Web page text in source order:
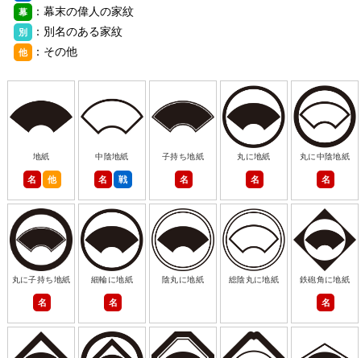
幕 ：幕末の偉人の家紋
別 ：別名のある家紋
他 ：その他
地紙
名 他
中陰地紙
名 戦
子持ち地紙
名
丸に地紙
名
丸に中陰地紙
名
丸に子持ち地紙
名
細輪に地紙
名
陰丸に地紙 総陰丸に地紙 鉄砲角に地紙
名